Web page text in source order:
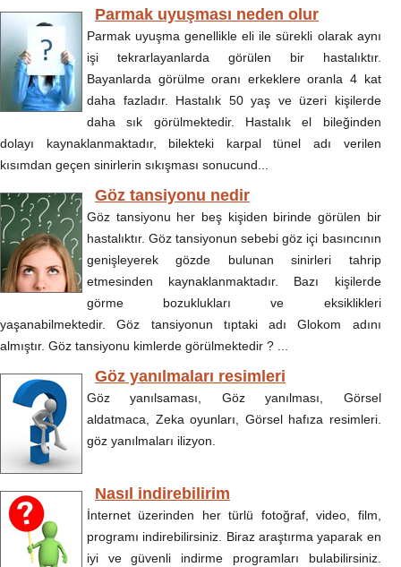
Parmak uyuşması neden olur
Parmak uyuşma genellikle eli ile sürekli olarak aynı
işi tekrarlayanlarda görülen bir hastalıktır.
Bayanlarda görülme oranı erkeklere oranla 4 kat
daha fazladır. Hastalık 50 yaş ve üzeri kişilerde
daha sık görülmektedir. Hastalık el bileğinden
dolayı kaynaklanmaktadır, bilekteki karpal tünel adı verilen
kısımdan geçen sinirlerin sıkışması sonucund...
Göz tansiyonu nedir
Göz tansiyonu her beş kişiden birinde görülen bir
hastalıktır. Göz tansiyonun sebebi göz içi basıncının
genişleyerek gözde bulunan sinirleri tahrip
etmesinden kaynaklanmaktadır. Bazı kişilerde
görme bozuklukları ve eksiklikleri
yaşanabilmektedir. Göz tansiyonun tıptaki adı Glokom adını
almıştır. Göz tansiyonu kimlerde görülmektedir ? ...
Göz yanılmaları resimleri
Göz yanılsaması, Göz yanılması, Görsel
aldatmaca, Zeka oyunları, Görsel hafıza resimleri.
göz yanılmaları ilizyon.
Nasıl indirebilirim
İnternet üzerinden her türlü fotoğraf, video, film,
programı indirebilirsiniz. Biraz araştırma yaparak en
iyi ve güvenli indirme programları bulabilirsiniz.